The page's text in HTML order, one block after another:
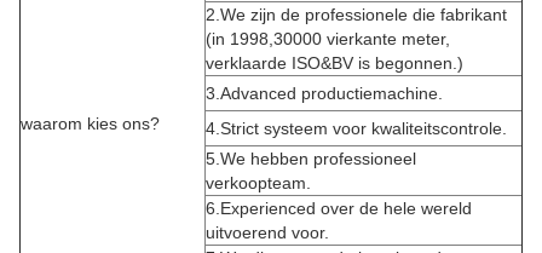
waarom kies ons?
2.We zijn de professionele die fabrikant
(in 1998,30000 vierkante meter,
verklaarde ISO&BV is begonnen.)
3.Advanced productiemachine.
4.Strict systeem voor kwaliteitscontrole.
5.We hebben professioneel
verkoopteam.
6.Experienced over de hele wereld
uitvoerend voor.